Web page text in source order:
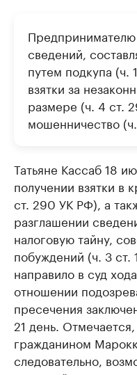
сведений,
путем подкупа (ч.
взятки за
размере (ч. 4 ст.
мошенничество
Татьяне Кассаб 18
получении взятки в
ст. 290 УК РФ), а
разглашении
налоговую тайну,
побуждений (ч. 3
направило в суд
отношении
пресечения
21 день.
гражданином
следовательно,